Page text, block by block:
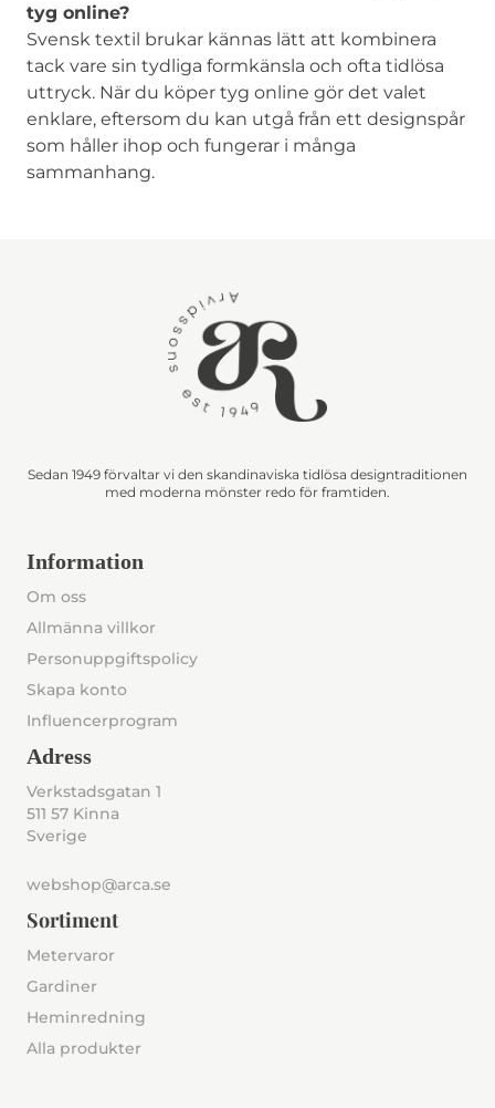
tyg online?
Svensk textil brukar kännas lätt att kombinera
tack vare sin tydliga formkänsla och ofta tidlösa
uttryck. När du köper tyg online gör det valet
enklare, eftersom du kan utgå från ett designspår
som håller ihop och fungerar i många
sammanhang.
Sedan 1949 förvaltar vi den skandinaviska tidlösa designtraditionen
med moderna mönster redo för framtiden.
Information
Om oss
Allmänna villkor
Personuppgiftspolicy
Skapa konto
Influencerprogram
Adress
Verkstadsgatan 1
511 57 Kinna
Sverige
webshop@arca.se
Sortiment
Metervaror
Gardiner
Heminredning
Alla produkter